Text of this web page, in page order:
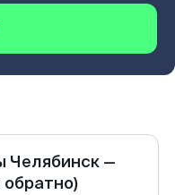
Челябинск—
обратно)